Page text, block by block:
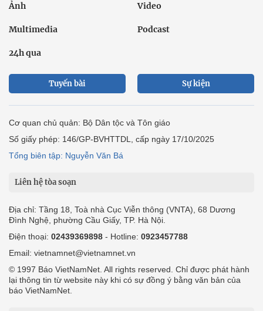
Ảnh Video
Multimedia Podcast
24h qua
Tuyến bài Sự kiện
Cơ quan chủ quản: Bộ Dân tộc và Tôn giáo
Số giấy phép: 146/GP-BVHTTDL, cấp ngày 17/10/2025
Tổng biên tập: Nguyễn Văn Bá
Liên hệ tòa soạn
Địa chỉ: Tầng 18, Toà nhà Cục Viễn thông (VNTA), 68 Dương
Đình Nghệ, phường Cầu Giấy, TP. Hà Nội.
Điện thoại: 02439369898 - Hotline: 0923457788
Email: vietnamnet@vietnamnet.vn
© 1997 Báo VietNamNet. All rights reserved. Chỉ được phát hành
lại thông tin từ website này khi có sự đồng ý bằng văn bản của
báo VietNamNet.